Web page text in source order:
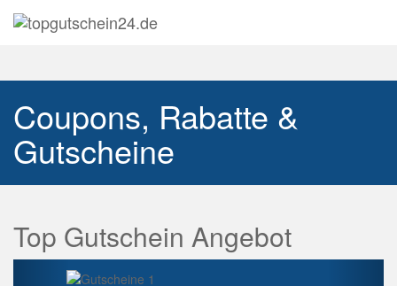
Coupons, Rabatte &
Gutscheine
Top Gutschein Angebot
Vorherige